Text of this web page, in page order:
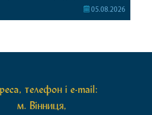
співслужили05.08.2026
телефон і e-mail:
м. Вінниця,